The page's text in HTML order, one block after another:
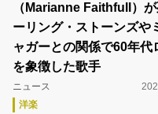
（Marianne Faithfull）
ーリング・ストーンズや
ャガーとの関係で60年代
を象徴した歌手
ニュース
洋楽